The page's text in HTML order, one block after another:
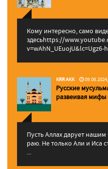
Кому интересно, само
здесьhttps://
v=wAhN_UEuojU&lc=Ugz6-
KRR AKK
Русские
pазвеивая
Пусть Аллах дарует
раю. Не только Али и Иса
...